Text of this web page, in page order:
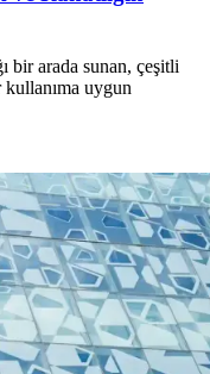
bir arada sunan, çeşitli
uygun